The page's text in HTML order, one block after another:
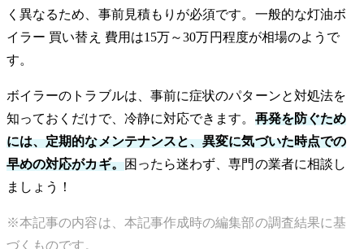
く異なるため、事前見積もりが必須です。一般的な灯油ボ
イラー 買い替え 費用は15万～30万円程度が相場のようで
す。
ボイラーのトラブルは、事前に症状のパターンと対処法を
知っておくだけで、冷静に対応できます。 再発を防ぐため
には、定期的なメンテナンスと、異変に気づいた時点での
早めの対応がカギ。困ったら迷わず、専門の業者に相談し
ましょう！
※本記事の内容は、本記事作成時の編集部の調査結果に基
づくものです。